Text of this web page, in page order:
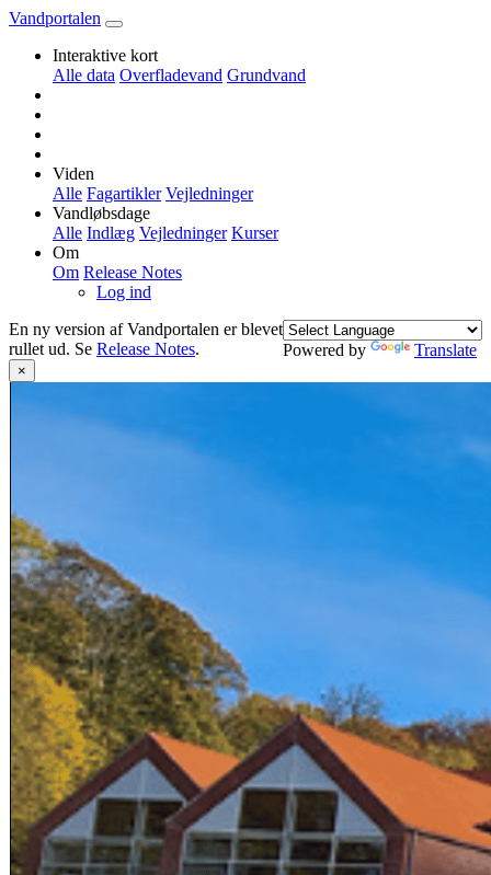
Vandportalen
Interaktive kort
Alle data Overfladevand Grundvand
Viden
Alle Fagartikler Vejledninger
Vandløbsdage
Alle Indlæg Vejledninger Kurser
Om
Om Release Notes
Log ind
Powered by Translate
En ny version af Vandportalen er blevet
rullet ud. Se Release Notes.
×